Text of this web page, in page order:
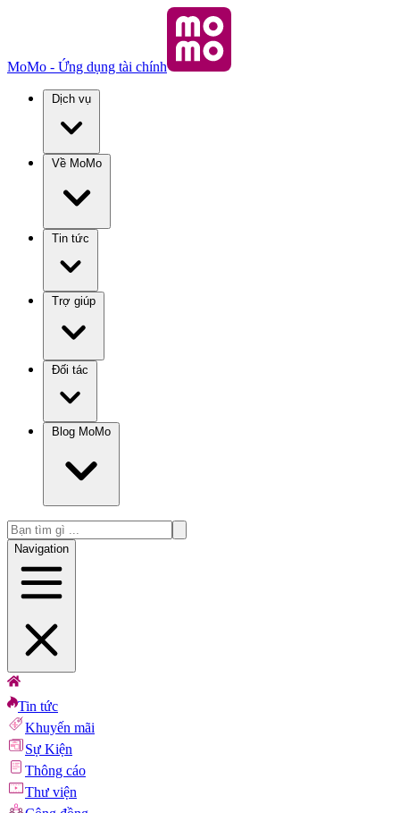
MoMo - Ứng dụng tài chính
Dịch vụ
Về MoMo
Tin tức
Trợ giúp
Đối tác
Blog MoMo
Navigation
Tin tức
Khuyến mãi
Sự Kiện
Thông cáo
Thư viện